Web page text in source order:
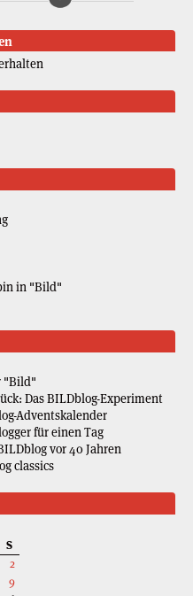
in "Bild"
"Bild"
Das BILDblog-Experiment
Adventskalender
für einen Tag
vor 40 Jahren
classics
S
2
9